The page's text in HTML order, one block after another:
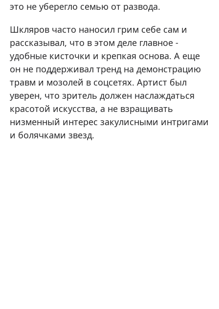
это не уберегло семью от развода.
Шкляров часто наносил грим себе сам и
рассказывал, что в этом деле главное -
удобные кисточки и крепкая основа. А еще
он не поддерживал тренд на демонстрацию
травм и мозолей в соцсетях. Артист был
уверен, что зритель должен наслаждаться
красотой искусства, а не взращивать
низменный интерес закулисными интригами
и болячками звезд.